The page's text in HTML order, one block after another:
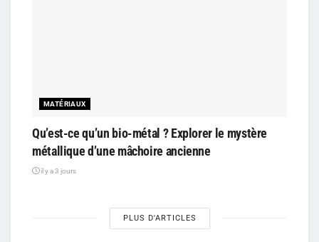
MATÉRIAUX
Qu’est-ce qu’un bio-métal ? Explorer le mystère
métallique d’une mâchoire ancienne
il y a 3 jours
PLUS D'ARTICLES